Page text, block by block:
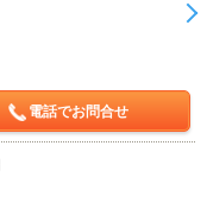
電話でお問合せ